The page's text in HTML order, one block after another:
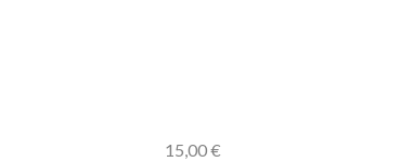
15,00€